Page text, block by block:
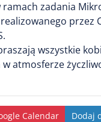
zadania
przez
wszystkie
atmosferze
Calendar Dodaj